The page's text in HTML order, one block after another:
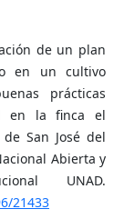
de un plan
en un cultivo
prácticas
en la finca el
San José del
Abierta y
UNAD.
21433